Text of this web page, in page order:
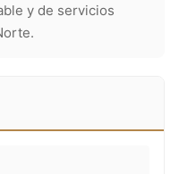
y de servicios